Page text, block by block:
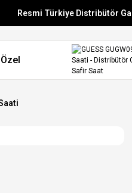
Resmi Türkiye Distribütör
Vade
Aynı Gün